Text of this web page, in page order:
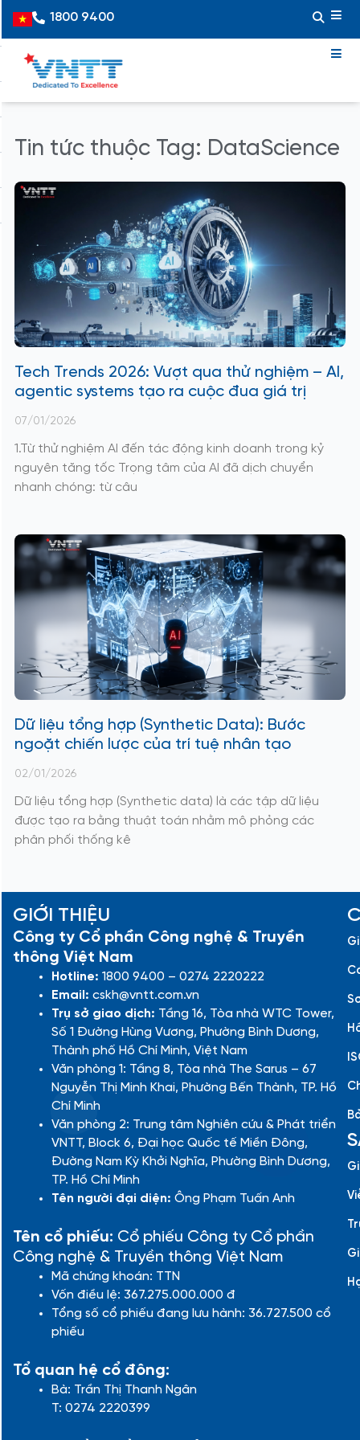
content
Vietnamese
1800 9400
Tin tức thuộc Tag: DataScience
Tech Trends 2026: Vượt qua thử nghiệm – AI,
agentic systems tạo ra cuộc đua giá trị
07/01/2026
1.Từ thử nghiệm AI đến tác động kinh doanh trong kỷ
nguyên tăng tốc Trọng tâm của AI đã dịch chuyển
nhanh chóng: từ câu
Dữ liệu tổng hợp (Synthetic Data): Bước
ngoặt chiến lược của trí tuệ nhân tạo
02/01/2026
Dữ liệu tổng hợp (Synthetic data) là các tập dữ liệu
được tạo ra bằng thuật toán nhằm mô phỏng các
phân phối thống kê
GIỚI THIỆU
Công ty Cổ phần Công nghệ & Truyền
thông Việt Nam
Hotline: 1800 9400 – 0274 2220222
Email: cskh@vntt.com.vn
Trụ sở giao dịch: Tầng 16, Tòa nhà WTC Tower,
Số 1 Đường Hùng Vương, Phường Bình Dương,
Thành phố Hồ Chí Minh, Việt Nam
Văn phòng 1: Tầng 8, Tòa nhà The Sarus – 67
Nguyễn Thị Minh Khai, Phường Bến Thành, TP. Hồ
Chí Minh
Văn phòng 2: Trung tâm Nghiên cứu & Phát triển
VNTT, Block 6, Đại học Quốc tế Miền Đông,
Đường Nam Kỳ Khởi Nghĩa, Phường Bình Dương,
TP. Hồ Chí Minh
Tên người đại diện: Ông Phạm Tuấn Anh
Tên cổ phiếu: Cổ phiếu Công ty Cổ phần
Công nghệ & Truyền thông Việt Nam
Mã chứng khoán: TTN
Vốn điều lệ: 367.275.000.000 đ
Tổng số cổ phiếu đang lưu hành: 36.727.500 cổ
phiếu
Tổ quan hệ cổ đông:
Bà: Trần Thị Thanh Ngân
T: 0274 2220399